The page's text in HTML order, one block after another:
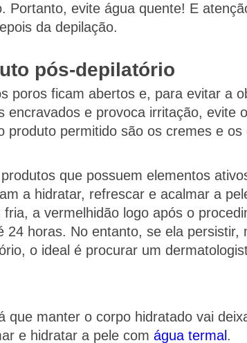
Portanto, evite água quente! E
da depilação.
pós-depilatório
poros ficam abertos e, para evitar a
encravados e provoca irritação, evite
produto permitido são os cremes e os
que possuem elementos
a hidratar, refrescar e acalmar a
a vermelhidão logo após o
24 horas. No entanto, se ela persistir,
o ideal é procurar um
que manter o corpo hidratado vai
e hidratar a pele com água termal.